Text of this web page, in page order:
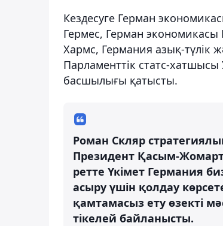
Кездесуге Герман
Гермес, Герман
Хармс, Германия азық-түлік
Парламенттік статс-
басшылығы қатысты.
Роман Скляр
Президент Қасым-Жомарт
ретте Үкімет Германия
асыру үшін қолдау
қамтамасыз ету өзекті
тікелей байланысты.